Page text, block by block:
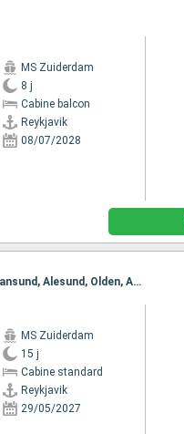
MS Zuiderdam
8 j
Cabine balcon
Reykjavik
08/07/2028
Itinéraire : Reykjavik, Grundarfjordur, Heimaey, Runavik, Kirkwall, Amsterdam, Kristiansund, Alesund, Olden, Amsterdam
MS Zuiderdam
15 j
Cabine standard
Reykjavik
29/05/2027